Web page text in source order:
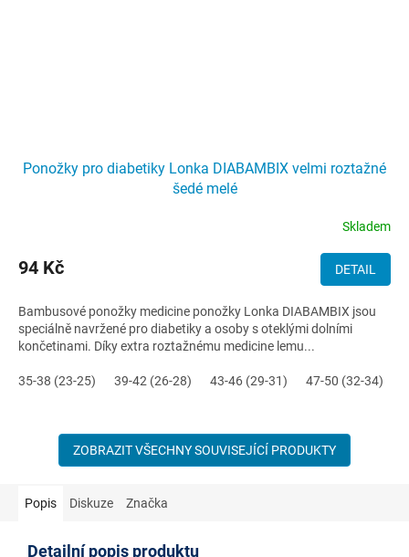
Ponožky pro diabetiky Lonka DIABAMBIX velmi roztažné
šedé melé
Skladem
94 Kč DETAIL
Bambusové ponožky medicine ponožky Lonka DIABAMBIX jsou
speciálně navržené pro diabetiky a osoby s oteklými dolními
končetinami. Díky extra roztažnému medicine lemu...
35-38 (23-25) 39-42 (26-28) 43-46 (29-31) 47-50 (32-34)
ZOBRAZIT VŠECHNY SOUVISEJÍCÍ PRODUKTY
Popis Diskuze Značka
Detailní popis produktu